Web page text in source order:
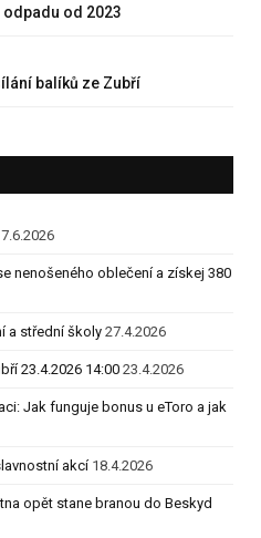
od 2023
balíků ze Zubří
nenošeného oblečení a získej 380
a střední školy 27.4.2026
23.4.2026 14:00 23.4.2026
Jak funguje bonus u eToro a jak
akcí 18.4.2026
opět stane branou do Beskyd